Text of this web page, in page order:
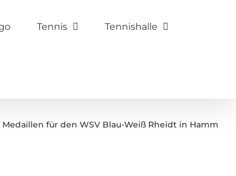
Tennis Tennishalle
Medaillen für den WSV Blau-Weiß Rheidt in Hamm